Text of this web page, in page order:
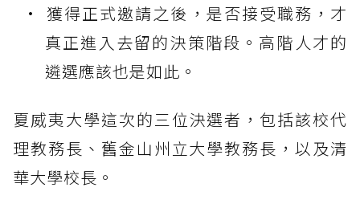
獲得正式邀請之後，是否接受職務，才
真正進入去留的決策階段。高階人才的
遴選應該也是如此。
夏威夷大學這次的三位決選者，包括該校代
理教務長、舊金山州立大學教務長，以及清
華大學校長。